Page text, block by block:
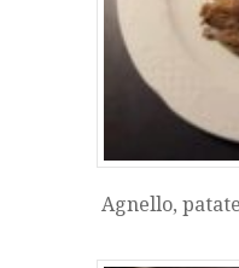
Agnello,